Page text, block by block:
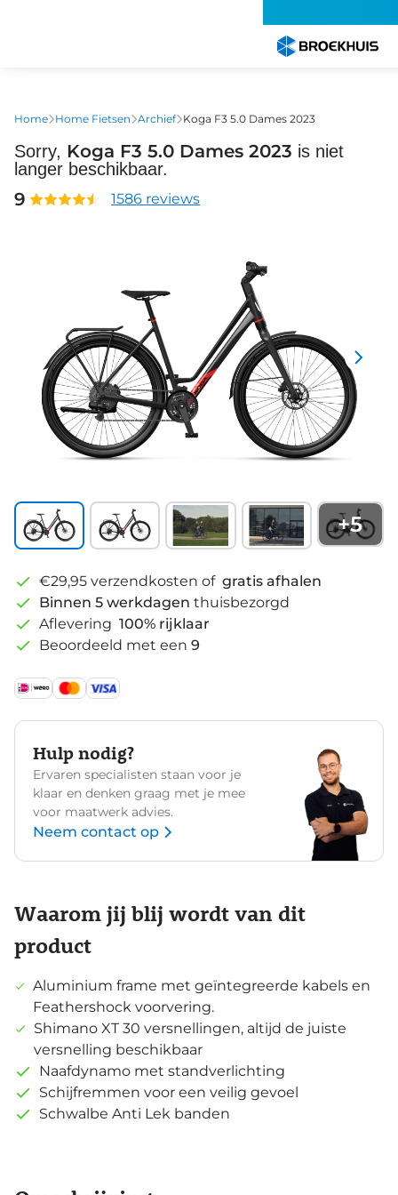
gaan
Home Home Fietsen Archief Koga F3 5.0 Dames 2023
Sorry, Koga F3 5.0 Dames 2023 is niet
langer beschikbaar.
9 1586 reviews
+5
€29,95 verzendkosten of gratis afhalen
Binnen 5 werkdagen thuisbezorgd
Aflevering 100% rijklaar
Beoordeeld met een 9
Hulp nodig?
Ervaren specialisten staan voor je
klaar en denken graag met je mee
voor maatwerk advies.
Neem contact op
Waarom jij blij wordt van dit
product
Aluminium frame met geïntegreerde kabels en
Feathershock voorvering.
Shimano XT 30 versnellingen, altijd de juiste
versnelling beschikbaar
Naafdynamo met standverlichting
Schijfremmen voor een veilig gevoel
Schwalbe Anti Lek banden